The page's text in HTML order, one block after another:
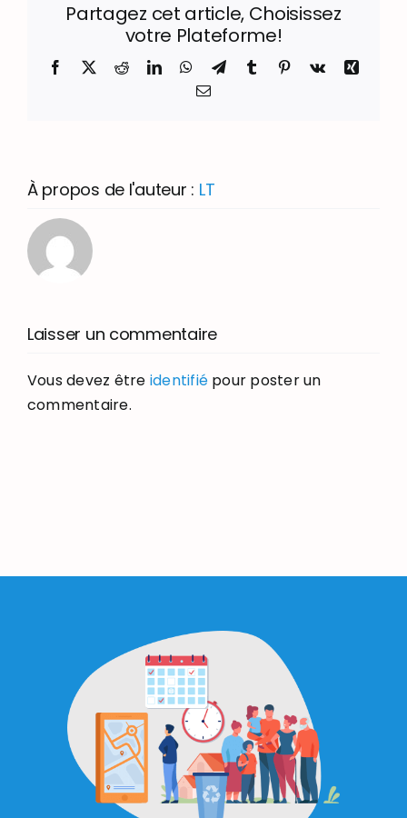
Partagez cet article, Choisissez
votre Plateforme!
Facebook
X RedditLinkedInWhatsApp
TelegramTumblr Pinterest
Vk
Xing
Email
À propos de l'auteur : LT
Laisser un commentaire
Vous devez être identifié pour poster un
commentaire.